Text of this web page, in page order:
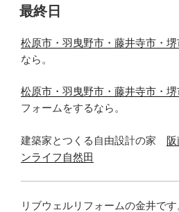
稿
日:
最終日
松原市・羽曳野市・藤井寺市・堺
なら。
松原市・羽曳野市・藤井寺市・堺
フォームをするなら。
建築家とつくる自由設計の家
ンライフ自然田
リブウェルリフォームの金井です